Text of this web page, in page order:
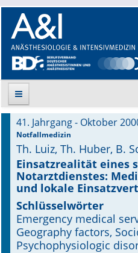
Suche
Aktuelle Ausgabe
Leitlinien
Archiv
Supplements
41. Jahrgang - Oktober
Notfallmedizin
Th. Luiz, Th. Huber, B.
Einsatzrealität eines
Notarztdienstes:
und lokale
Schlüsselwörter
Emergency medical
Geography factors,
Psychophysiologic